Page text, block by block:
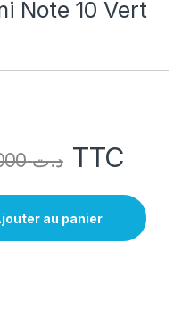
Note 10 Vert
د.ت25,000 TTC
10 Vert
au panier